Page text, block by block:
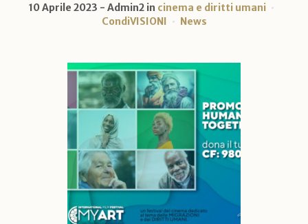
10 Aprile 2023 Admin2 in cinema e diritti umani
CondiVISIONI
News